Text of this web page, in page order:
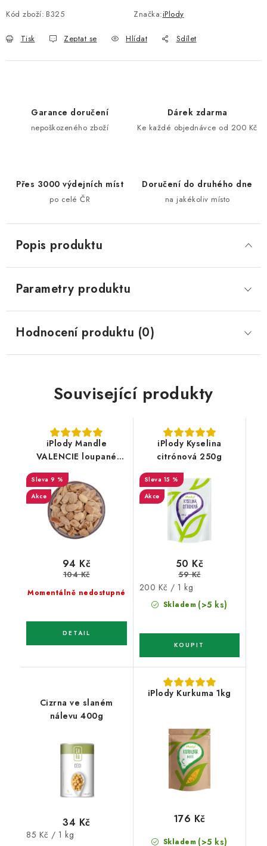
Kód zboží: B325 Značka:iPlody
Tisk Zeptat se Hlídat Sdílet
Garance doručení
nepoškozeného zboží
Dárek zdarma
Ke každé objednávce od 200 Kč
Přes 3000 výdejních míst
po celé ČR
Doručení do druhého dne
na jakékoliv místo
Popis produktu
Parametry produktu
Hodnocení produktu (0)
Související produkty
iPlody Mandle
VALENCIE loupané
pražené solené 150 g
9 %
Akce
Momentálně nedostupné
94 Kč
104 Kč
iPlody Kyselina
citrónová 250g
15 %
Akce
Skladem (>5 ks)
50 Kč
59 Kč
Měrná
cena:
200 Kč / 1 kg
Cizrna ve slaném
nálevu 400g
34 Kč
Měrná
85 Kč / 1 kg
iPlody Kurkuma 1kg
Skladem (>5 ks)
176 Kč